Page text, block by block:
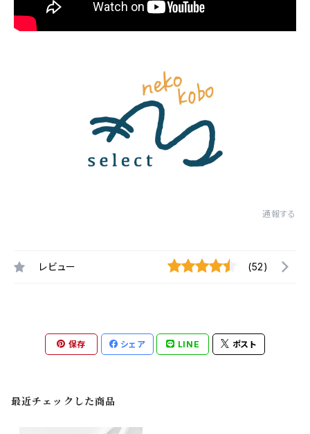
通報する
レビュー (52)
保存 シェア LINE ポスト
最近チェックした商品